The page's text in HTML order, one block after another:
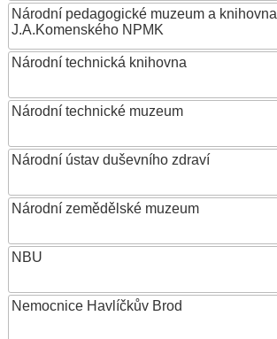
Národní pedagogické muzeum a knihovna
J.A.Komenského NPMK
Národní technická knihovna
Národní technické muzeum
Národní ústav duševního zdraví
Národní zemědělské muzeum
NBU
Nemocnice Havlíčkův Brod